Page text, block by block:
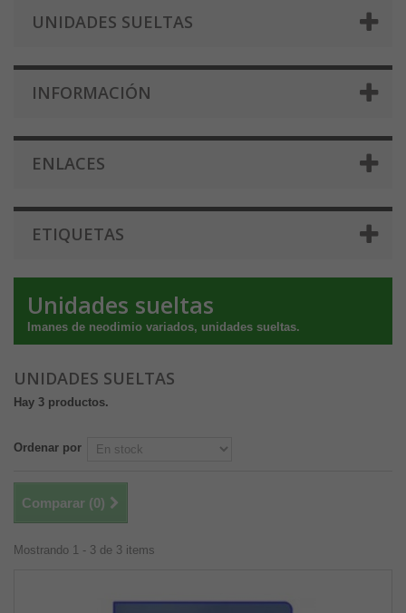
UNIDADES SUELTAS
INFORMACIÓN
ENLACES
ETIQUETAS
Unidades sueltas
Imanes de neodimio variados, unidades sueltas.
UNIDADES SUELTAS
Hay 3 productos.
Ordenar por
Comparar (0)
Mostrando 1 - 3 de 3 items